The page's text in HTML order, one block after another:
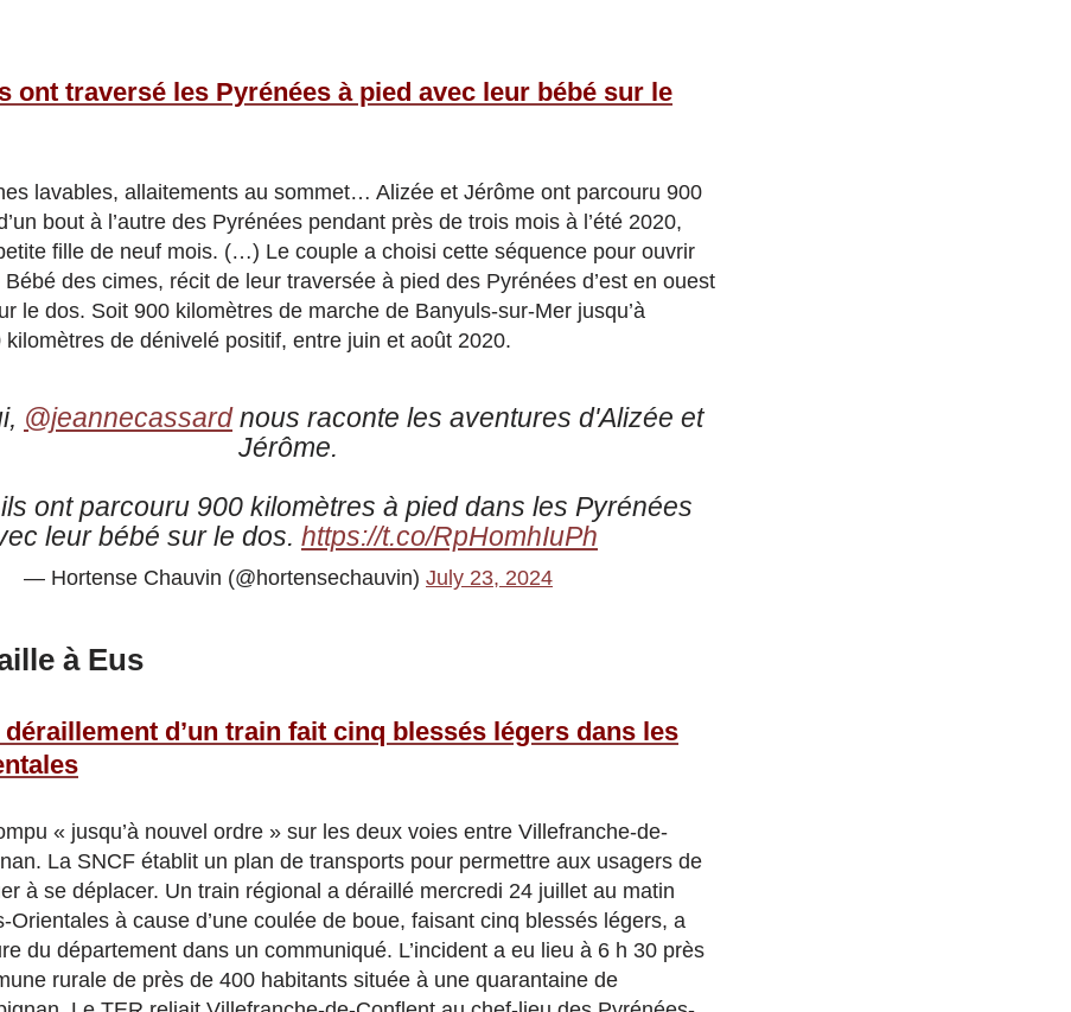
ont traversé les Pyrénées à pied avec leur bébé sur le
lavables, allaitements au sommet… Alizée et Jérôme ont parcouru 900
bout à l’autre des Pyrénées pendant près de trois mois à l’été 2020,
fille de neuf mois. (…) Le couple a choisi cette séquence pour ouvrir
des cimes, récit de leur traversée à pied des Pyrénées d’est en ouest
le dos. Soit 900 kilomètres de marche de Banyuls-sur-Mer jusqu’à
de dénivelé positif, entre juin et août 2020.
@jeannecassardnous raconte les aventures d'Alizée et
Jérôme.
ont parcouru 900 kilomètres à pied dans les Pyrénées
leur bébé sur le dos. https://t.co/RpHomhIuPh
— Hortense Chauvin (@hortensechauvin) July 23, 2024
à Eus
déraillement d’un train fait cinq blessés légers dans les
« jusqu’à nouvel ordre » sur les deux voies entre Villefranche-de-
La SNCF établit un plan de transports pour permettre aux usagers de
à se déplacer. Un train régional a déraillé mercredi 24 juillet au matin
Orientales à cause d’une coulée de boue, faisant cinq blessés légers, a
du département dans un communiqué. L’incident a eu lieu à 6 h 30 près
rurale de près de 400 habitants située à une quarantaine de